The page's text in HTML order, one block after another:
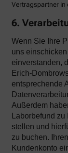
Vertragspartner in
6.
Wenn Sie Ihre
uns
einverstanden,
Erich-
entsprechende
Außerdem
Laborbefund
stellen und
zu buchen.
Kundenkonto